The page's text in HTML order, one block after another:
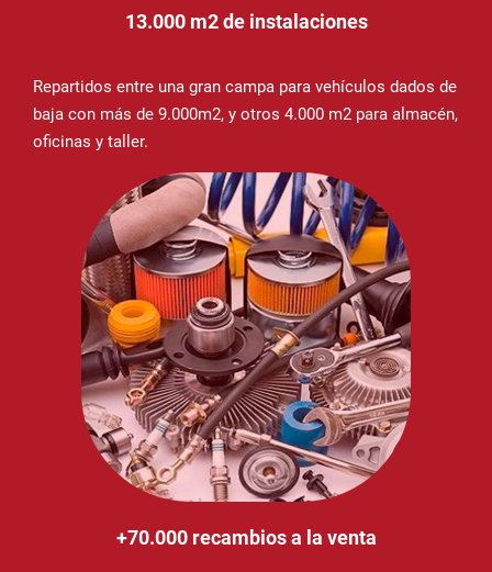
13.000 m2 de instalaciones
Repartidos entre una gran campa para vehículos dados de
baja con más de 9.000m2, y otros 4.000 m2 para almacén,
oficinas y taller.
+70.000 recambios a la venta